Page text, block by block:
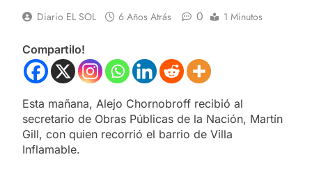
Diario EL SOL 6 Años Atrás 0 1 Minutos
Compartilo!
Esta mañana, Alejo Chornobroff recibió al
secretario de Obras Públicas de la Nación, Martín
Gill, con quien recorrió el barrio de Villa
Inflamable.